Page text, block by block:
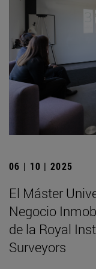
06 | 10 | 2025
El Máster
Negocio
de la Royal
Surveyors